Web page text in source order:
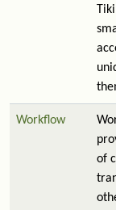
Workflow
of